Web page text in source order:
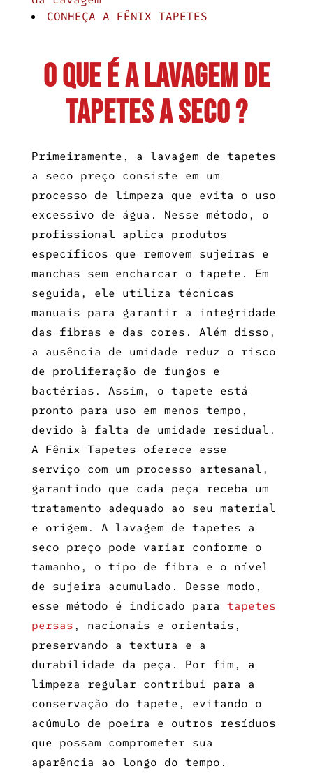
CONHEÇA A FÊNIX TAPETES
O que é a Lavagem de
Tapetes a Seco ?
Primeiramente, a lavagem de tapetes
a seco preço consiste em um
processo de limpeza que evita o uso
excessivo de água. Nesse método, o
profissional aplica produtos
específicos que removem sujeiras e
manchas sem encharcar o tapete. Em
seguida, ele utiliza técnicas
manuais para garantir a integridade
das fibras e das cores. Além disso,
a ausência de umidade reduz o risco
de proliferação de fungos e
bactérias. Assim, o tapete está
pronto para uso em menos tempo,
devido à falta de umidade residual.
A Fênix Tapetes oferece esse
serviço com um processo artesanal,
garantindo que cada peça receba um
tratamento adequado ao seu material
e origem. A lavagem de tapetes a
seco preço pode variar conforme o
tamanho, o tipo de fibra e o nível
de sujeira acumulado. Desse modo,
esse método é indicado para tapetes
persas , nacionais e orientais,
preservando a textura e a
durabilidade da peça. Por fim, a
limpeza regular contribui para a
conservação do tapete, evitando o
acúmulo de poeira e outros resíduos
que possam comprometer sua
aparência ao longo do tempo.